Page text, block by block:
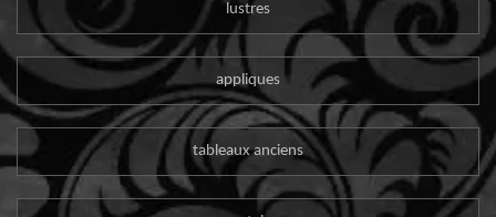
lustres
appliques
tableaux anciens